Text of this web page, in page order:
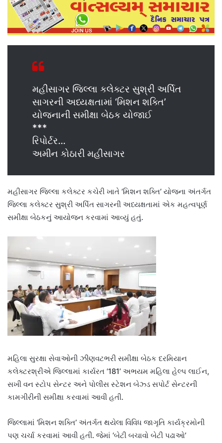
મહીસાગર જિલ્લા કલેક્ટર સુશ્રી અર્પિત
સાગરની અધ્યક્ષતામાં ‘મિશન શક્તિ’
યોજનાની સમીક્ષા બેઠક યોજાઈ
***
રિપોર્ટર…
અમીન કોઠારી મહીસાગર
મહીસાગર જિલ્લા કલેક્ટર કચેરી ખાતે ‘મિશન શક્તિ’ યોજના અંતર્ગત
જિલ્લા કલેક્ટર સુશ્રી અર્પિત સાગરની અધ્યક્ષતામાં એક મહત્વપૂર્ણ
સમીક્ષા બેઠકનું આયોજન કરવામાં આવ્યું હતું.
મહિલા સુરક્ષા સેવાઓની ઝીણવટભરી સમીક્ષા બેઠક દરમિયાન
કલેક્ટરશ્રીએ જિલ્લામાં કાર્યરત ‘181’ અભયમ મહિલા હેલ્પ લાઈન,
સખી વન સ્ટોપ સેન્ટર અને પોલીસ સ્ટેશન બેઝ્ડ સપોર્ટ સેન્ટરની
કામગીરીની સમીક્ષા કરવામાં આવી હતી.
જિલ્લામાં ‘મિશન શક્તિ’ અંતર્ગત થયેલા વિવિધ જાગૃતિ કાર્યક્રમોની
પણ ચર્ચા કરવામાં આવી હતી. જેમાં ‘બેટી બચાવો બેટી પઢાઓ’